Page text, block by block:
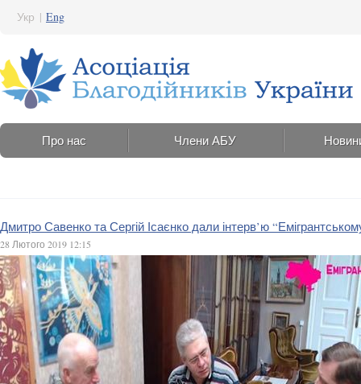
Укр | Eng
Про нас Члени АБУ
Дмитро Савенко та Сергій Ісаєнко дали інтерв’ю
28 Лютого 2019 12:15